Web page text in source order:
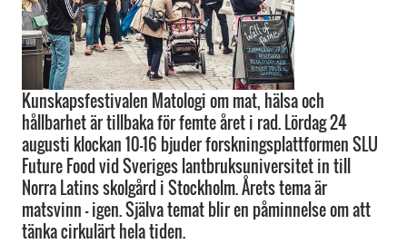
Kunskapsfestivalen Matologi om mat, hälsa och
hållbarhet är tillbaka för femte året i rad. Lördag 24
augusti klockan 10-16 bjuder forskningsplattformen SLU
Future Food vid Sveriges lantbruksuniversitet in till
Norra Latins skolgård i Stockholm. Årets tema är
matsvinn - igen. Själva temat blir en påminnelse om att
tänka cirkulärt hela tiden.